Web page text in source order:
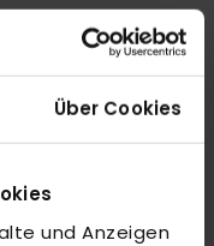
Über Cookies
und Anzeigen